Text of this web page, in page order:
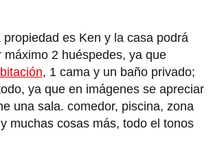
propiedad es Ken y la casa podrá
máximo 2 huéspedes, ya que
, 1 cama y un baño privado;
ya que en imágenes se apreciar
una sala. comedor, piscina, zona
muchas cosas más, todo el tonos